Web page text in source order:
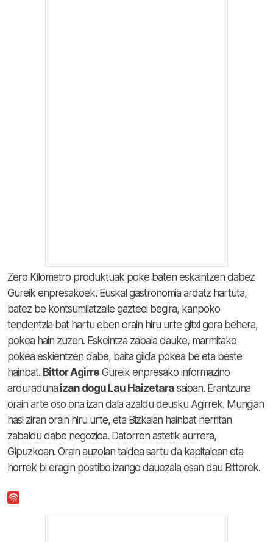
Zero Kilometro produktuak poke baten eskaintzen dabez
Gureik enpresakoek. Euskal gastronomia ardatz hartuta,
batez be kontsumilatzaile gazteei begira, kanpoko
tendentzia bat hartu eben orain hiru urte gitxi gora behera,
pokea hain zuzen. Eskeintza zabala dauke, marmitako
pokea eskientzen dabe, baita gilda pokea be eta beste
hainbat. Bittor Agirre Gureik enpresako informazino
arduraduna izan dogu Lau Haizetara saioan. Erantzuna
orain arte oso ona izan dala azaldu deusku Agirrek. Mungian
hasi ziran orain hiru urte, eta Bizkaian hainbat herritan
zabaldu dabe negozioa. Datorren astetik aurrera,
Gipuzkoan. Orain auzolan taldea sartu da kapitalean eta
horrek bi eragin positibo izango dauezala esan dau Bittorek.